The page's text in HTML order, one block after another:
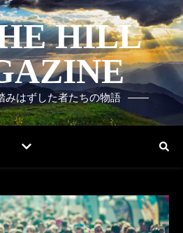
HILL
みはずした者たちの物語